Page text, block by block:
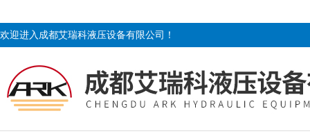
欢迎进入成都艾瑞科液压设备有限公司！